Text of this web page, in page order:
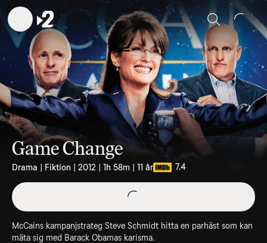
Sök
Game Change
Drama | Fiktion | 2012 | 1h 58m | 11 år 7.4
McCains kampanjstrateg Steve Schmidt hitta en parhäst som kan
mäta sig med Barack Obamas karisma.